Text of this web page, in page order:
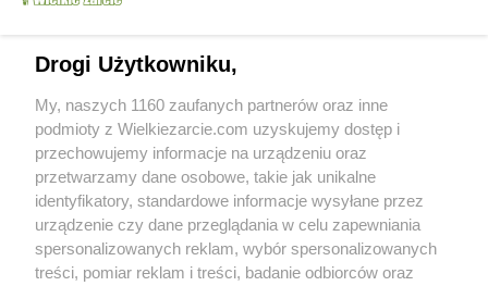
nadia (2020-09-17 20:30)
Wow! Rewelacja! Od razu do ulubionych :)
Olkka (2020-09-18 09:13)
alman - Dziękuje :)
nadia - Dziękuje, naprawdę polecam ;)
Skomentuj
Drogi Użytkowniku,
My, naszych 1160 zaufanych partnerów oraz inne
podmioty z Wielkiezarcie.com uzyskujemy dostęp i
przechowujemy informacje na urządzeniu oraz
przetwarzamy dane osobowe, takie jak unikalne
identyfikatory, standardowe informacje wysyłane przez
urządzenie czy dane przeglądania w celu zapewniania
spersonalizowanych reklam, wybór spersonalizowanych
treści, pomiar reklam i treści, badanie odbiorców oraz